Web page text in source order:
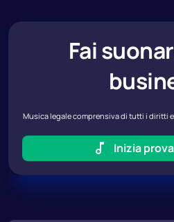
Fai
Musica legale comprensiva di tutti i diritti
Inizia